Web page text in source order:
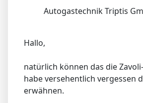
Autogastechnik Triptis
Hallo,
natürlich können das die
habe versehentlich vergessen
erwähnen.